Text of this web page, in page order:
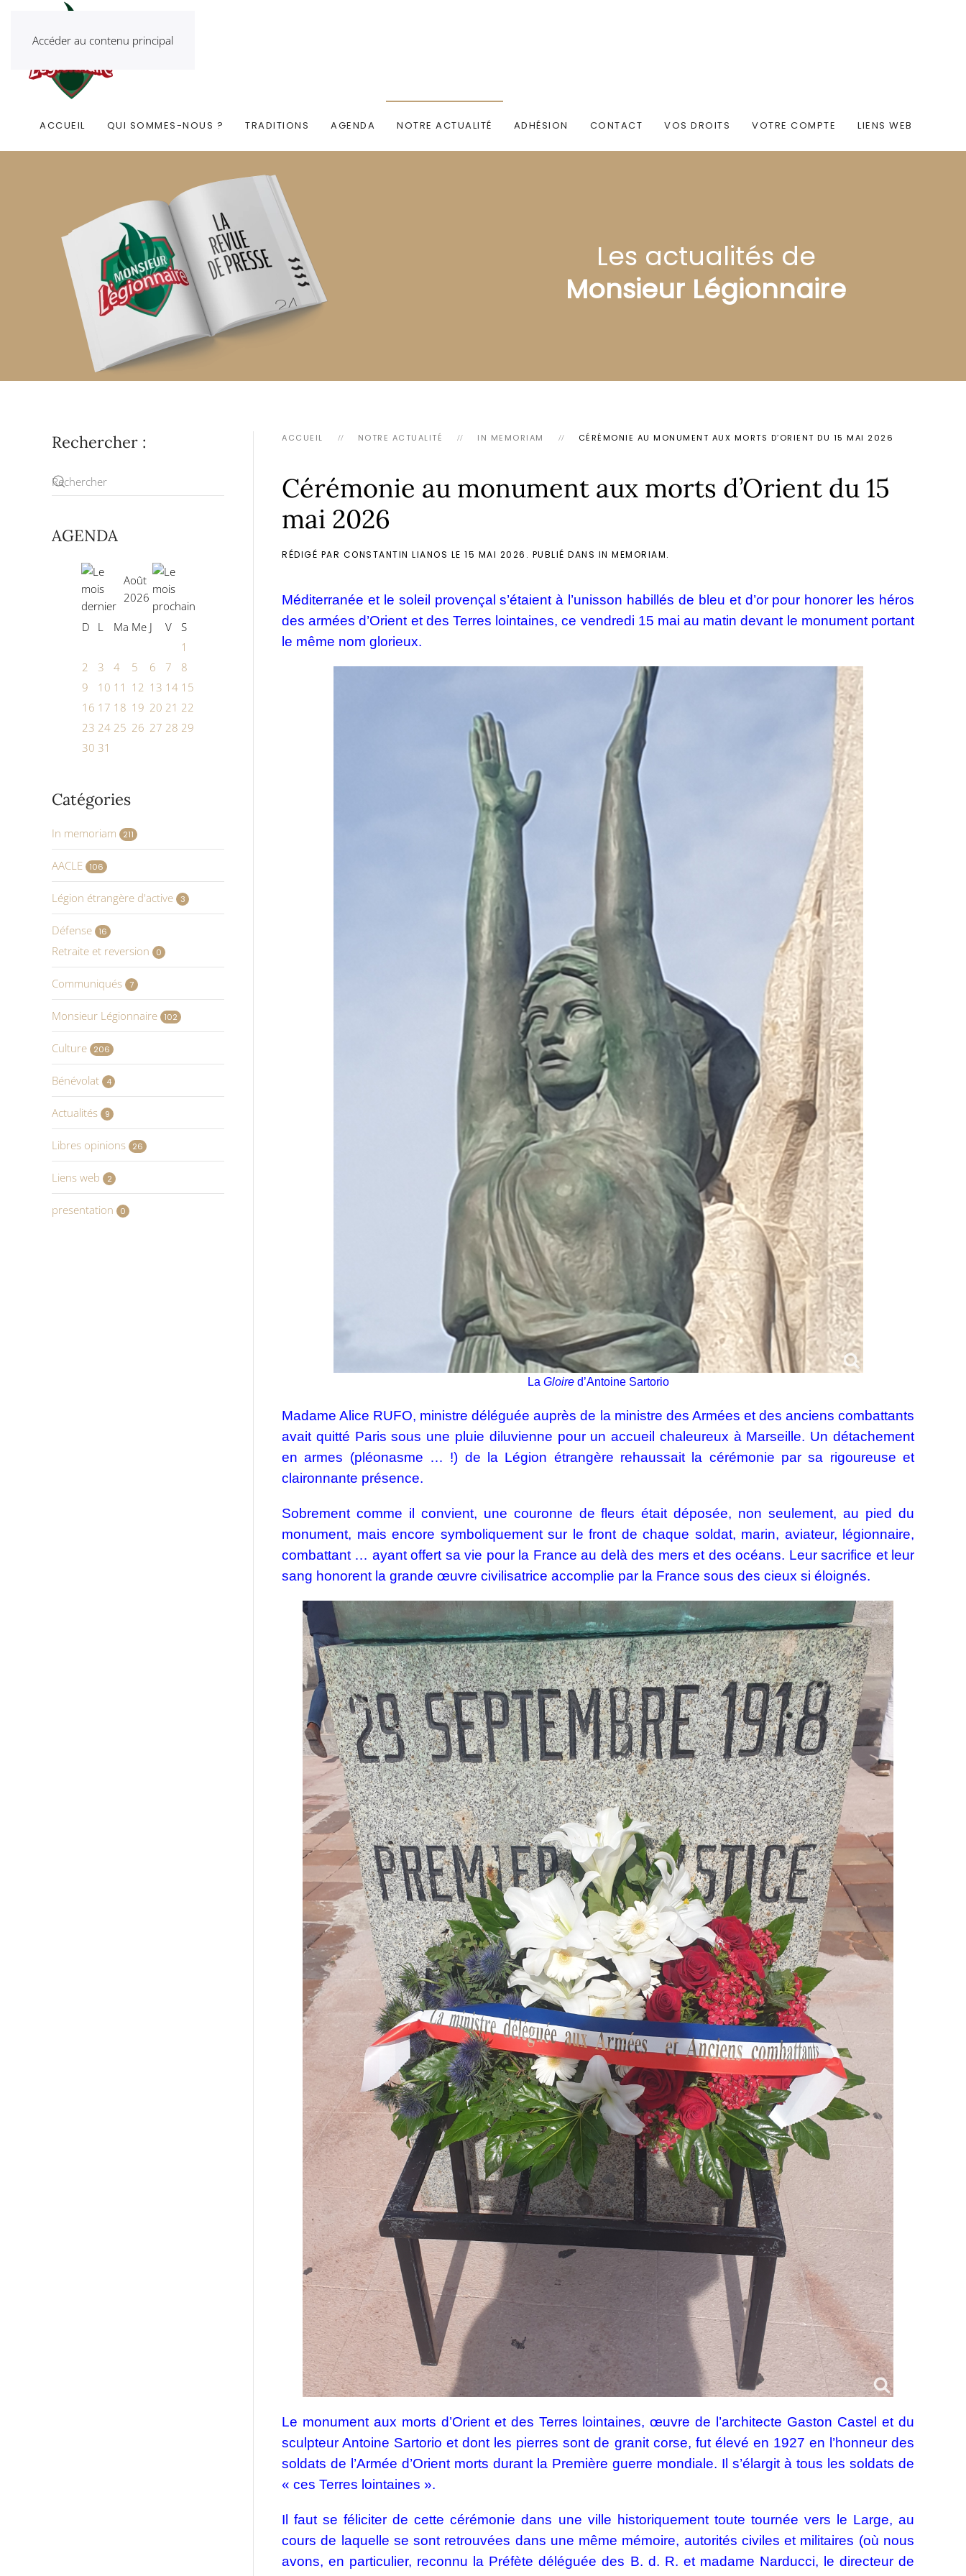
Accéder au contenu principal
ACCUEIL QUI SOMMES-NOUS ? TRADITIONS AGENDA NOTRE ACTUALITÉ ADHÉSION CONTACT VOS DROITS VOTRE COMPTE LIENS WEB
Les actualités de
Monsieur Légionnaire
ACCUEIL NOTRE ACTUALITÉ IN MEMORIAM CÉRÉMONIE AU MONUMENT AUX MORTS D’ORIENT DU 15 MAI 2026
Cérémonie au monument aux morts d’Orient du 15
mai 2026
RÉDIGÉ PAR CONSTANTIN LIANOS LE 15 MAI 2026 . PUBLIÉ DANS IN MEMORIAM.
Méditerranée et le soleil provençal s’étaient à l’unisson habillés de bleu et d’or pour honorer les héros
des armées d’Orient et des Terres lointaines, ce vendredi 15 mai au matin devant le monument portant
le même nom glorieux.
La Gloired’Antoine Sartorio
Madame Alice RUFO, ministre déléguée auprès de la ministre des Armées et des anciens combattants
avait quitté Paris sous une pluie diluvienne pour un accueil chaleureux à Marseille. Un détachement
en armes (pléonasme … !) de la Légion étrangère rehaussait la cérémonie par sa rigoureuse et
claironnante présence.
Sobrement comme il convient, une couronne de fleurs était déposée, non seulement, au pied du
monument, mais encore symboliquement sur le front de chaque soldat, marin, aviateur, légionnaire,
combattant … ayant offert sa vie pour la France au delà des mers et des océans. Leur sacrifice et leur
sang honorent la grande œuvre civilisatrice accomplie par la France sous des cieux si éloignés.
Le monument aux morts d’Orient et des Terres lointaines, œuvre de l’architecte Gaston Castel et du
sculpteur Antoine Sartorio et dont les pierres sont de granit corse, fut élevé en 1927 en l’honneur des
soldats de l’Armée d’Orient morts durant la Première guerre mondiale. Il s’élargit à tous les soldats de
« ces Terres lointaines ».
Il faut se féliciter de cette cérémonie dans une ville historiquement toute tournée vers le Large, au
cours de laquelle se sont retrouvées dans une même mémoire, autorités civiles et militaires (où nous
avons, en particulier, reconnu la Préfète déléguée des B. d. R. et madame Narducci, le directeur de
Rechercher :
AGENDA
Août
2026
D L Ma Me J V
S
1
2
3 4 5 6 7
8
9
10 11 12 13 14 15
16 17 18 19 20 21 22
23 24 25 26 27 28 29
30 31
Catégories
In memoriam 211
AACLE 106
Légion étrangère d'active 3
Défense 16
Retraite et reversion 0
Communiqués 7
Monsieur Légionnaire 102
Culture 206
Bénévolat 4
Actualités 9
Libres opinions 26
Liens web 2
presentation 0